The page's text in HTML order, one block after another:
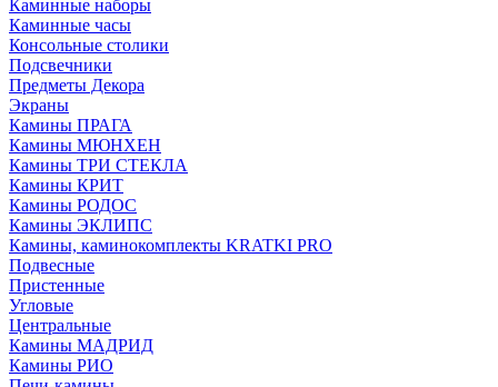
Каминные наборы
Каминные часы
Консольные столики
Подсвечники
Предметы Декора
Экраны
Камины ПРАГА
Камины МЮНХЕН
Камины ТРИ СТЕКЛА
Камины КРИТ
Камины РОДОС
Камины ЭКЛИПС
Камины, каминокомплекты KRATKI PRO
Подвесные
Пристенные
Угловые
Центральные
Камины МАДРИД
Камины РИО